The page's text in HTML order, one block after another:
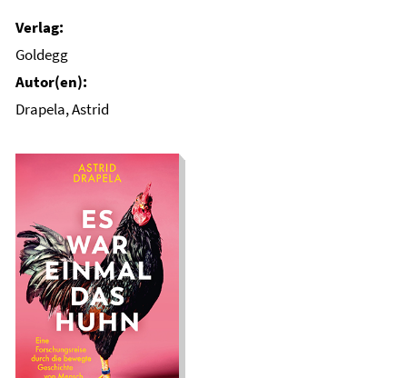
Es war einmal das
Huhn. Eine
Forschungsreise
durch die bewegte
Geschichte von
Mensch und Huhn
Drapela, Astrid
Goldegg